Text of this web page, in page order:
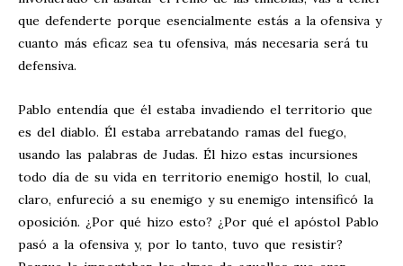
que defenderte porque esencialmente estás a la ofensiva y
cuanto más eficaz sea tu ofensiva, más necesaria será tu
defensiva.
Pablo entendía que él estaba invadiendo el territorio que
es del diablo. Él estaba arrebatando ramas del fuego,
usando las palabras de Judas. Él hizo estas incursiones
todo día de su vida en territorio enemigo hostil, lo cual,
claro, enfureció a su enemigo y su enemigo intensificó la
oposición. ¿Por qué hizo esto? ¿Por qué el apóstol Pablo
pasó a la ofensiva y, por lo tanto, tuvo que resistir?